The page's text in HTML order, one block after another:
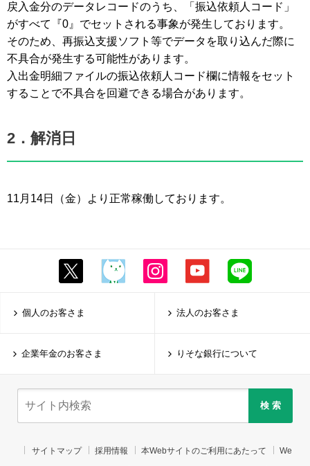
戻入金分のデータレコードのうち、「振込依頼人コード」
がすべて『0』でセットされる事象が発生しております。
そのため、再振込支援ソフト等でデータを取り込んだ際に
不具合が発生する可能性があります。
入出金明細ファイルの振込依頼人コード欄に情報をセット
することで不具合を回避できる場合があります。
2．解消日
11月14日（金）より正常稼働しております。
個人のお客さま 法人のお客さま
企業年金のお客さま りそな銀行について
検 索
サイトマップ 採用情報 本Webサイトのご利用にあたって We